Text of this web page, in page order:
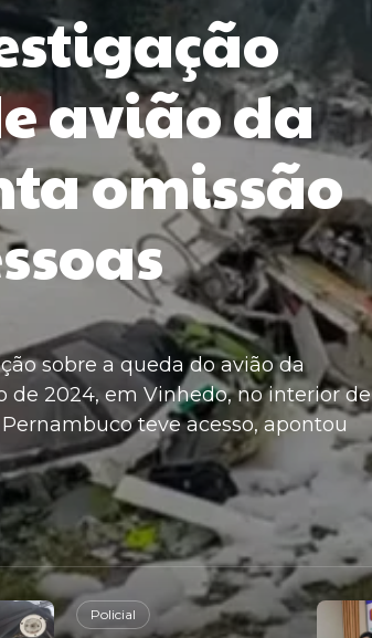
avião da
omissão
sobre a queda do avião da
de 2024, em Vinhedo, no interior de
teve acesso, apontou
Policial